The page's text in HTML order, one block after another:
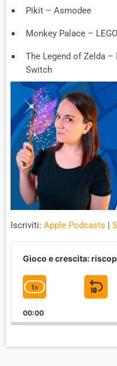
Pikit – Asmodee
Monkey Palace –
The Legend of Zelda
Switch
Iscriviti: Apple Podcasts |
A
a
e
Gioco e crescita:
C
A
N
E
1X
S
I
P
00:00